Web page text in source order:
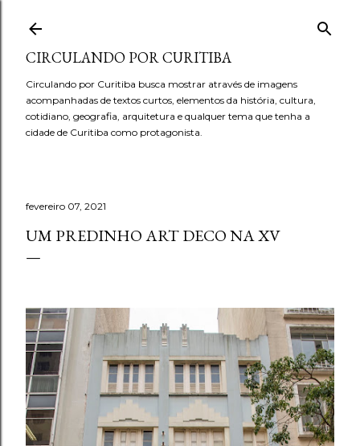
CIRCULANDO POR CURITIBA
Circulando por Curitiba busca mostrar através de imagens
acompanhadas de textos curtos, elementos da história, cultura,
cotidiano, geografia, arquitetura e qualquer tema que tenha a
cidade de Curitiba como protagonista.
fevereiro 07, 2021
UM PREDINHO ART DECO NA XV